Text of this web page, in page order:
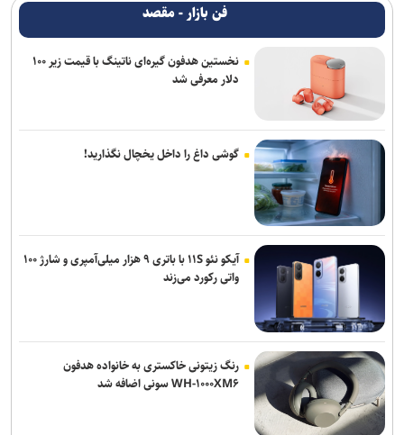
فن بازار - مقصد
نخستین هدفون گیره‌ای ناتینگ با قیمت زیر ۱۰۰
دلار معرفی شد
گوشی داغ را داخل یخچال نگذارید!
آیکو نئو ۱۱S با باتری ۹ هزار میلی‌آمپری و شارژ ۱۰۰
واتی رکورد می‌زند
رنگ زیتونی خاکستری به خانواده هدفون
WH-۱۰۰۰XM۶ سونی اضافه شد